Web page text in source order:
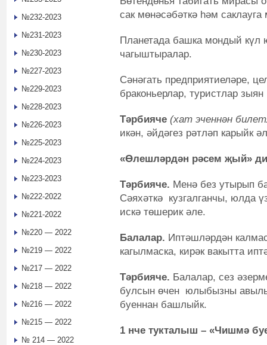
сак мөнәсәбәткә һәм саклауга
Планетада башка мондый күл
чагыштыралар.
Сәнәгать предприятиеләре,
браконьерлар, туристлар зыян
Тәрбияче (хат эченнән
икән, әйдәгез рәтләп карыйк
«Өлешләрдән рәсем җый» д
Тәрбияче. Менә без утырып
Сәяхәткә кузгалганчы, юлда
искә төшерик әле.
Балалар. Иптәшләрдән
кагылмаска, кирәк вакытта
Тәрбияче. Балалар, сез
булсын өчен юлыбызны
буеннан башлыйк.
1 нче тукталыш – «Чишмә
№232-2023
№231-2023
№230-2023
№227-2023
№229-2023
№228-2023
№226-2023
№225-2023
№224-2023
№223-2023
№222-2022
№221-2022
№220 — 2022
№219 — 2022
№217 — 2022
№218 — 2022
№216 — 2022
№215 — 2022
№ 214 — 2022